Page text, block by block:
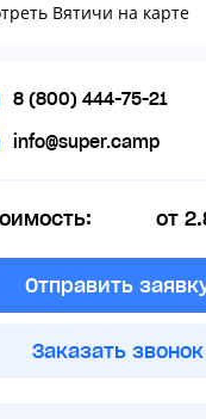
Вятичи на карте
8 (800) 444-75-21
info@super.camp
от
Отправить
Заказать звонок